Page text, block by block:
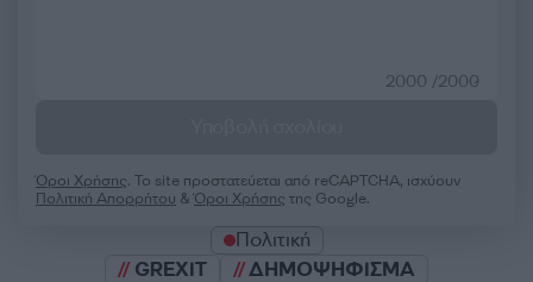
2000 /2000
Όροι Χρήσης. Το site προστατεύεται από reCAPTCHA, ισχύουν
Πολιτική Απορρήτου &Όροι Χρήσης της Google.
Πολιτική
GREXIT
ΔΗΜΟΨΗΦΙΣΜΑ